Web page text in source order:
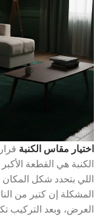
اختيار مقاس الكنبة
الكنبة هي القطعة
اللي بتحدد شكل
المشكلة إن كتير من
العرض، وبعد